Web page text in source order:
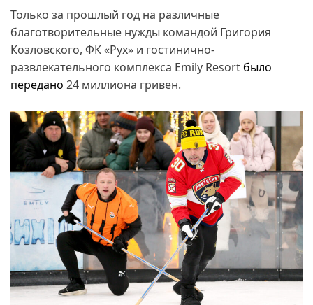
Только за прошлый год на различные
благотворительные нужды командой Григория
Козловского, ФК «Рух» и гостинично-
развлекательного комплекса Emily Resort было
передано 24 миллиона гривен.